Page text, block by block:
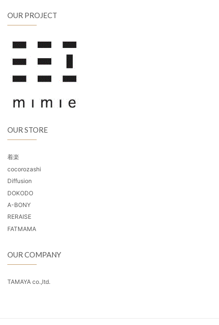
OUR PROJECT
OUR STORE
着楽
cocorozashi
Diffusion
DOKODO
A-BONY
RERAISE
FATMAMA
OUR COMPANY
TAMAYA co.,ltd.